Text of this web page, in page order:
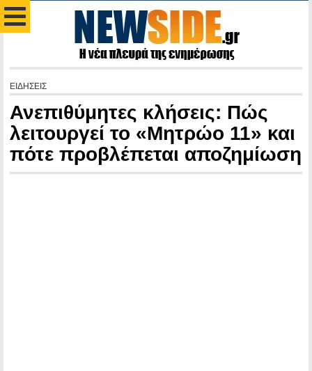
ΕΙΔΗΣΕΙΣ
Ανεπιθύμητες κλήσεις: Πώς
λειτουργεί το «Μητρώο 11» και
πότε προβλέπεται αποζημίωση